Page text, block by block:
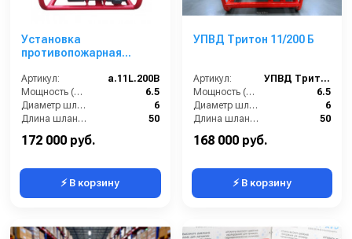
Установка
противопожарная
(УПВД) 11/200 Б
Артикул:
a.11L.200B
Мощность (л/сил):
6.5
Диаметр шланга (⌀) мм::
6
Длина шланга (м):
50
172 000 руб.
⚡ В корзину
УПВД Тритон 11/200 Б
Артикул:
УПВД Тритон 11/200 Б
Мощность (л/сил):
6.5
Диаметр шланга (⌀) мм::
6
Длина шланга (м):
50
168 000 руб.
⚡ В корзину